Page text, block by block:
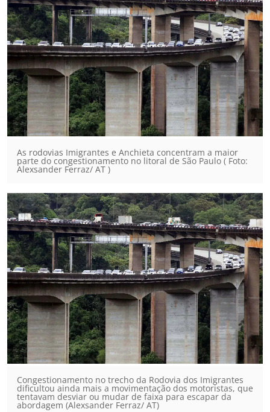
As rodovias Imigrantes e Anchieta concentram a maior
parte do congestionamento no litoral de São Paulo ( Foto:
Alexsander Ferraz/ AT )
Congestionamento no trecho da Rodovia dos Imigrantes
dificultou ainda mais a movimentação dos motoristas, que
tentavam desviar ou mudar de faixa para escapar da
abordagem (Alexsander Ferraz/ AT)